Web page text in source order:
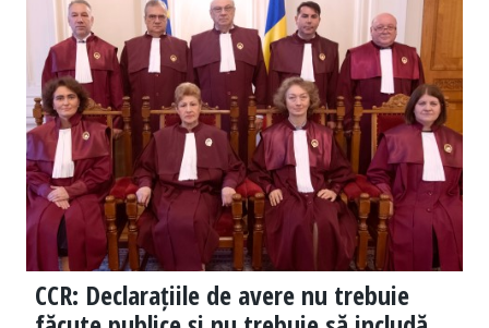
CCR: Declarațiile de avere nu trebuie